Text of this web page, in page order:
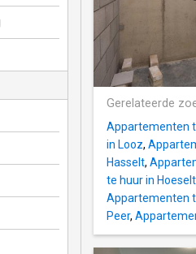
Gerelateerde
Appartementen
in Looz,
Hasselt,
te huur in Hoeselt
Appartementen
Peer,